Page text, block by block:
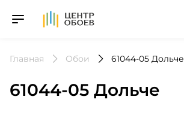
На Главную
Главная Обои 61044-05 Дольче
61044-05 Дольче